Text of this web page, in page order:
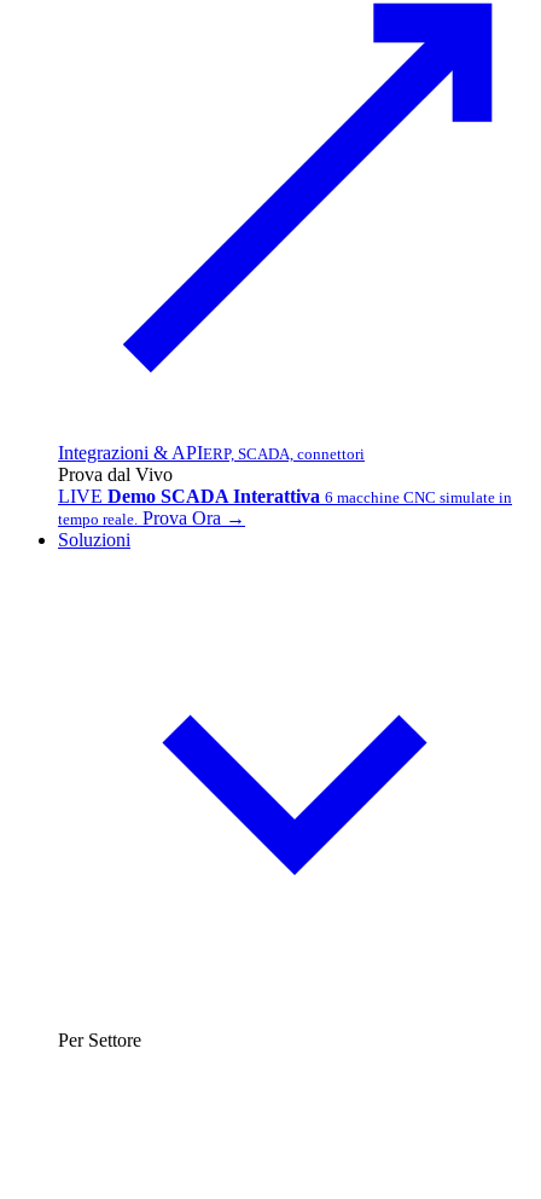
Integrazioni & APIERP, SCADA, connettori
Prova dal Vivo
LIVE Demo SCADA Interattiva 6 macchine CNC simulate in
tempo reale. Prova Ora →
Soluzioni
Per Settore